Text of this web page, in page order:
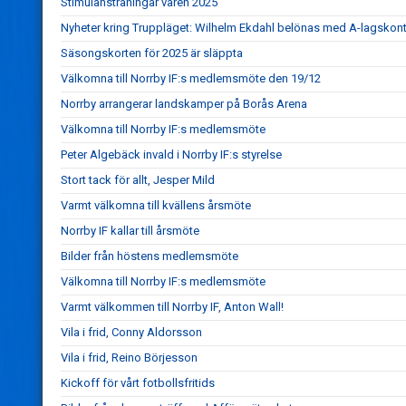
Nyheter kring Truppläget: Wilhelm Ekdahl belönas med A-
Säsongskorten för 2025 är släppta
Välkomna till Norrby IF:s medlemsmöte den 19/12
Norrby arrangerar landskamper på Borås Arena
Välkomna till Norrby IF:s medlemsmöte
Peter Algebäck invald i Norrby IF:s styrelse
Stort tack för allt, Jesper Mild
Varmt välkomna till kvällens årsmöte
Norrby IF kallar till årsmöte
Bilder från höstens medlemsmöte
Välkomna till Norrby IF:s medlemsmöte
Varmt välkommen till Norrby IF, Anton Wall!
Vila i frid, Conny Aldorsson
Vila i frid, Reino Börjesson
Kickoff för vårt fotbollsfritids